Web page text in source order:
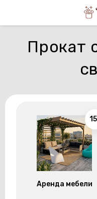
Прокат
Аренда мебели